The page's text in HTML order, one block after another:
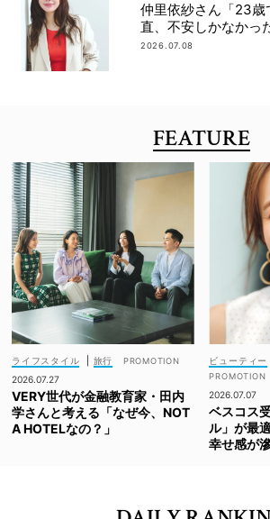
仲里依紗さん「23歳
直、不安しかなかっ
2026.07.08
FEATURE
ライフスタイル
旅行
2026.07.27
VERY世代が金融教育家・田内
学さんと考える「なぜ今、NOT
A HOTELなの？」
ビューティー
2026.07.07
ベスコス
ル」が最
幸せ感が